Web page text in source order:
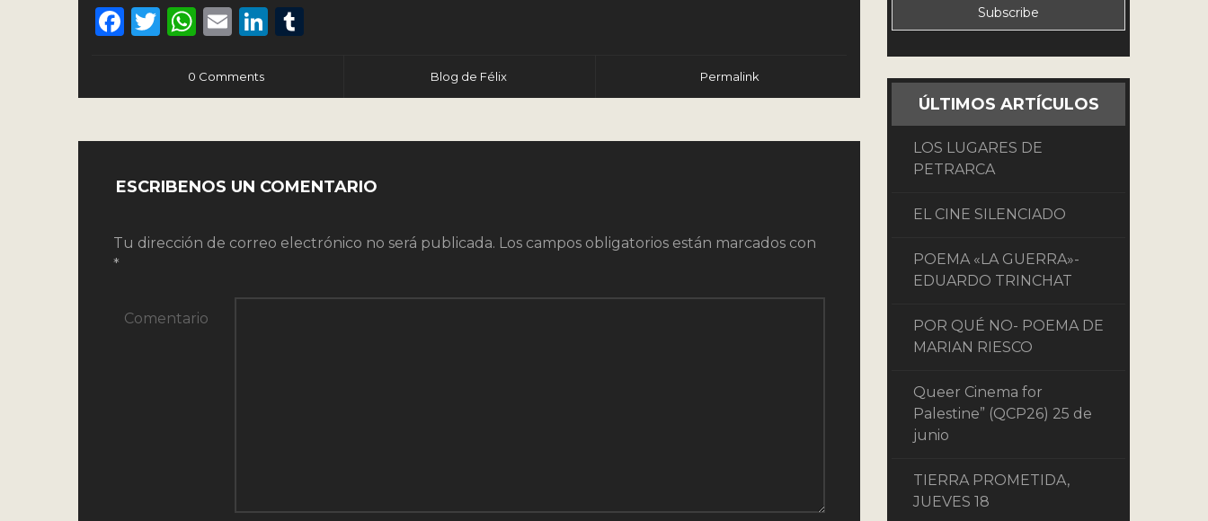
Facebook
Twitter
WhatsApp
EmailLinkedIn
0 Comments Blog de Félix Permalink
ESCRIBENOS UN COMENTARIO
Tu dirección de correo electrónico no será publicada. Los campos obligatorios están marcados con
*
Comentario
ÚLTIMOS ARTÍCULOS
LOS LUGARES DE
PETRARCA
EL CINE SILENCIADO
POEMA «LA GUERRA»-
EDUARDO TRINCHAT
POR QUÉ NO- POEMA DE
MARIAN RIESCO
Queer Cinema for
Palestine” (QCP26) 25 de
junio
TIERRA PROMETIDA,
JUEVES 18